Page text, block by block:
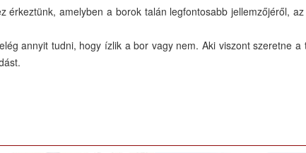
érkeztünk, amelyben a borok talán legfontosabb jellemzőjéről,
annyit tudni, hogy ízlik a bor vagy nem. Aki viszont szeretne a